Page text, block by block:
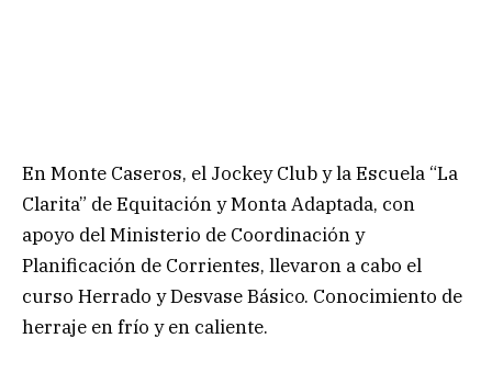
En Monte Caseros, el Jockey Club y la Escuela “La
Clarita” de Equitación y Monta Adaptada, con
apoyo del Ministerio de Coordinación y
Planificación de Corrientes, llevaron a cabo el
curso Herrado y Desvase Básico. Conocimiento de
herraje en frío y en caliente.